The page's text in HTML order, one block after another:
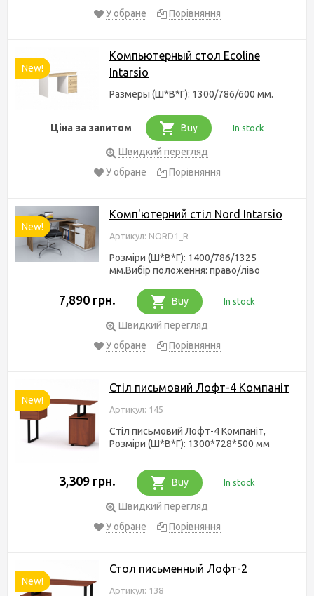
У обране Порівняння
New!
Компьютерный стол Ecoline
Intarsio
Размеры (Ш*В*Г): 1300/786/600 мм.
Ціна за запитом Buy In stock
Швидкий перегляд
У обране
Порівняння
New!
Комп'ютерний стіл Nord Intarsio
Артикул: NORD1_R
Розміри (Ш*В*Г): 1400/786/1325
мм.Вибір положення: право/ліво
7,890 грн. Buy In stock
Швидкий перегляд
У обране
Порівняння
New!
Стіл письмовий Лофт-4 Компаніт
Артикул: 145
Стіл письмовий Лофт-4 Компаніт,
Розміри (Ш*В*Г): 1300*728*500 мм
3,309 грн. Buy In stock
Швидкий перегляд
У обране
Порівняння
New!
Стол письменный Лофт-2
Артикул: 138